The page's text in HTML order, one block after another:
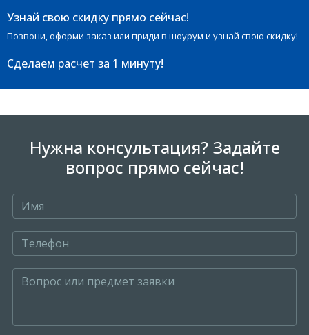
Узнай свою скидку прямо сейчас!
Позвони, оформи заказ или приди в шоурум и узнай свою скидку!
Сделаем расчет за 1 минуту!
Нужна консультация? Задайте
вопрос прямо сейчас!